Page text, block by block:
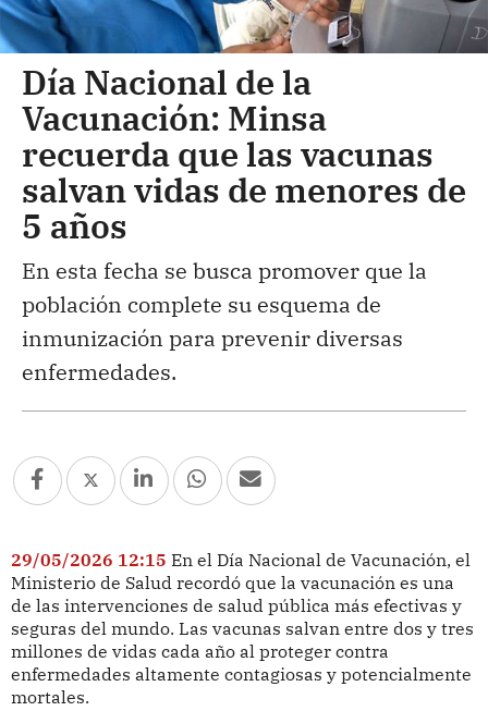
Día Nacional de la
Vacunación: Minsa
recuerda que las vacunas
salvan vidas de menores de
5 años
En esta fecha se busca promover que la
población complete su esquema de
inmunización para prevenir diversas
enfermedades.
29/05/2026 12:15 En el Día Nacional de Vacunación, el
Ministerio de Salud recordó que la vacunación es una
de las intervenciones de salud pública más efectivas y
seguras del mundo. Las vacunas salvan entre dos y tres
millones de vidas cada año al proteger contra
enfermedades altamente contagiosas y potencialmente
mortales.